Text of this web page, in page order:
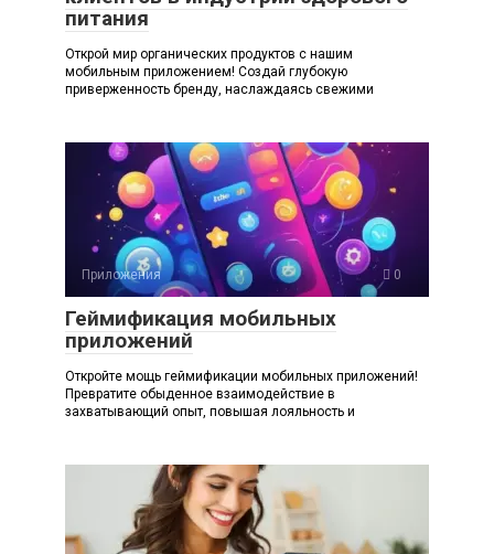
питания
Открой мир органических продуктов с нашим
мобильным приложением! Создай глубокую
приверженность бренду, наслаждаясь свежими
Приложения 0
Геймификация мобильных
приложений
Откройте мощь геймификации мобильных приложений!
Превратите обыденное взаимодействие в
захватывающий опыт, повышая лояльность и